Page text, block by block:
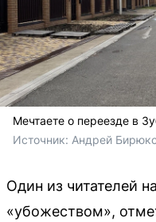
Мечтаете о переезде в
Источник: Андрей
Один из читателей
«убожеством»,